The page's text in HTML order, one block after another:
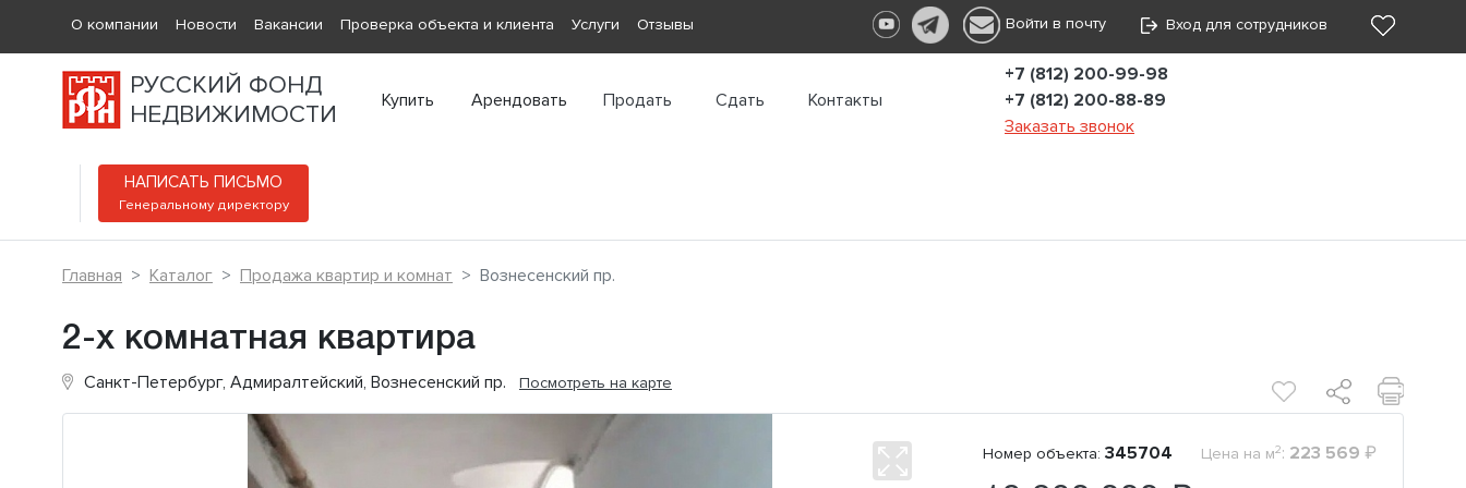
О компании Новости Вакансии Проверка объекта и клиента Услуги Отзывы Войти в почту Вход для сотрудников
РУССКИЙ ФОНД
НЕДВИЖИМОСТИ
Купить Арендовать Продать Сдать Контакты
+7 (812) 200-99-98
+7 (812) 200-88-89
Заказать звонок
НАПИСАТЬ ПИСЬМО
Генеральному директору
Главная Каталог Продажа квартир и комнат Вознесенский пр.
2-х комнатная квартира
Санкт-Петербург, Адмиралтейский, Вознесенский пр. Посмотреть на карте
Номер объекта: 345704 Цена на м2: 223 569 ₽